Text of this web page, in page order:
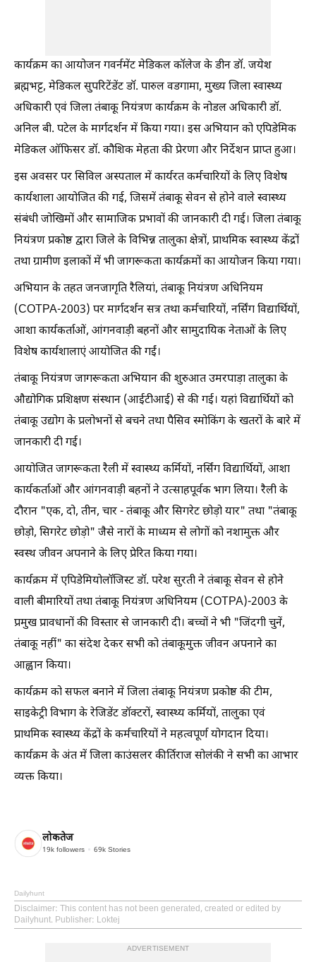
कार्यक्रम का आयोजन गवर्नमेंट मेडिकल कॉलेज के डीन डॉ. जयेश
ब्रह्मभट्ट, मेडिकल सुपरिटेंडेंट डॉ. पारुल वडगामा, मुख्य जिला स्वास्थ्य
अधिकारी एवं जिला तंबाकू नियंत्रण कार्यक्रम के नोडल अधिकारी डॉ.
अनिल बी. पटेल के मार्गदर्शन में किया गया। इस अभियान को एपिडेमिक
मेडिकल ऑफिसर डॉ. कौशिक मेहता की प्रेरणा और निर्देशन प्राप्त हुआ।
इस अवसर पर सिविल अस्पताल में कार्यरत कर्मचारियों के लिए विशेष
कार्यशाला आयोजित की गई, जिसमें तंबाकू सेवन से होने वाले स्वास्थ्य
संबंधी जोखिमों और सामाजिक प्रभावों की जानकारी दी गई। जिला तंबाकू
नियंत्रण प्रकोष्ठ द्वारा जिले के विभिन्न तालुका क्षेत्रों, प्राथमिक स्वास्थ्य केंद्रों
तथा ग्रामीण इलाकों में भी जागरूकता कार्यक्रमों का आयोजन किया गया।
अभियान के तहत जनजागृति रैलियां, तंबाकू नियंत्रण अधिनियम
(COTPA-2003) पर मार्गदर्शन सत्र तथा कर्मचारियों, नर्सिंग विद्यार्थियों,
आशा कार्यकर्ताओं, आंगनवाड़ी बहनों और सामुदायिक नेताओं के लिए
विशेष कार्यशालाएं आयोजित की गईं।
तंबाकू नियंत्रण जागरूकता अभियान की शुरुआत उमरपाड़ा तालुका के
औद्योगिक प्रशिक्षण संस्थान (आईटीआई) से की गई। यहां विद्यार्थियों को
तंबाकू उद्योग के प्रलोभनों से बचने तथा पैसिव स्मोकिंग के खतरों के बारे में
जानकारी दी गई।
आयोजित जागरूकता रैली में स्वास्थ्य कर्मियों, नर्सिंग विद्यार्थियों, आशा
कार्यकर्ताओं और आंगनवाड़ी बहनों ने उत्साहपूर्वक भाग लिया। रैली के
दौरान "एक, दो, तीन, चार - तंबाकू और सिगरेट छोड़ो यार" तथा "तंबाकू
छोड़ो, सिगरेट छोड़ो" जैसे नारों के माध्यम से लोगों को नशामुक्त और
स्वस्थ जीवन अपनाने के लिए प्रेरित किया गया।
कार्यक्रम में एपिडेमियोलॉजिस्ट डॉ. परेश सुरती ने तंबाकू सेवन से होने
वाली बीमारियों तथा तंबाकू नियंत्रण अधिनियम (COTPA)-2003 के
प्रमुख प्रावधानों की विस्तार से जानकारी दी। बच्चों ने भी "जिंदगी चुनें,
तंबाकू नहीं" का संदेश देकर सभी को तंबाकूमुक्त जीवन अपनाने का
आह्वान किया।
कार्यक्रम को सफल बनाने में जिला तंबाकू नियंत्रण प्रकोष्ठ की टीम,
साइकेट्री विभाग के रेजिडेंट डॉक्टरों, स्वास्थ्य कर्मियों, तालुका एवं
प्राथमिक स्वास्थ्य केंद्रों के कर्मचारियों ने महत्वपूर्ण योगदान दिया।
कार्यक्रम के अंत में जिला काउंसलर कीर्तिराज सोलंकी ने सभी का आभार
व्यक्त किया।
लोकतेज
19k followers 69k Stories
Dailyhunt
Disclaimer: This content has not been generated, created or edited by
Dailyhunt. Publisher: Loktej
ADVERTISEMENT